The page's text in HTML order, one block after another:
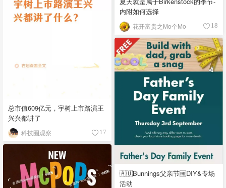
内附如何选择
花开富贵之Mo个Mo 18
总市值609亿元，宇树上市路演王
兴兴都讲了
科技圈观察 17
🇦🇺Bunnings父亲节🆓DIY&专场
活动